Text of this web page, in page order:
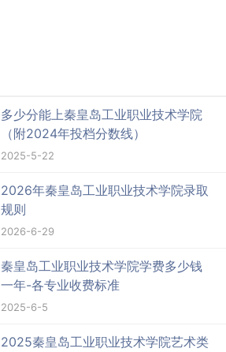
多少分能上秦皇岛工业职业技术学院
（附2024年投档分数线）
2025-5-22
2026年秦皇岛工业职业技术学院录取
规则
2026-6-29
秦皇岛工业职业技术学院学费多少钱
一年-各专业收费标准
2025-6-5
2025秦皇岛工业职业技术学院艺术类